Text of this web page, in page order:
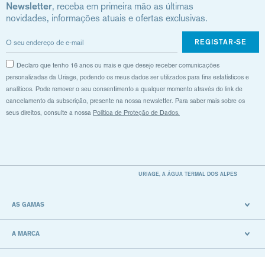
Newsletter, receba em primeira mão as últimas
novidades, informações atuais e ofertas exclusivas.
REGISTAR-SE
Declaro que tenho 16 anos ou mais e que desejo receber comunicações
personalizadas da Uriage, podendo os meus dados ser utilizados para fins estatísticos e
analíticos. Pode remover o seu consentimento a qualquer momento através do link de
cancelamento da subscrição, presente na nossa newsletter. Para saber mais sobre os
seus direitos, consulte a nossa Política de Proteção de Dados.
URIAGE, A ÁGUA TERMAL DOS ALPES
AS GAMAS
A MARCA